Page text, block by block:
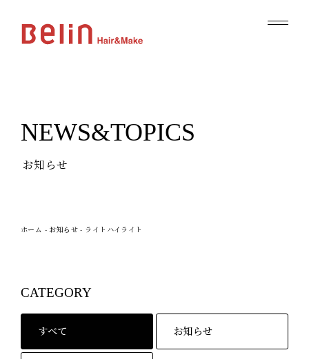
NEWS&TOPICS
お知らせ
ホーム - お知らせ - ライトハイライト
CATEGORY
すべて お知らせ